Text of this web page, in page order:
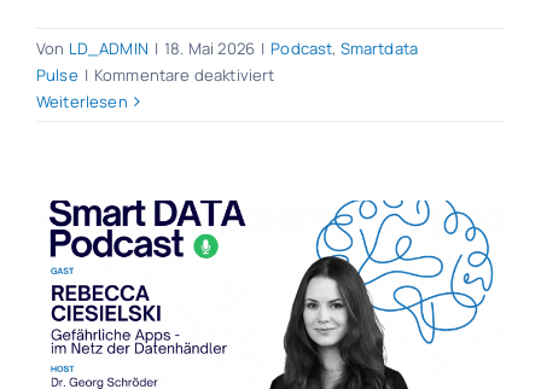
Von LD_ADMIN | 18. Mai 2026 | Podcast, Smartdata
Pulse | Kommentare deaktiviertfür
Weiterlesen